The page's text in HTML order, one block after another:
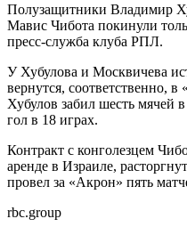
Полузащитники Владимир
Мавис Чибота покинули
пресс-служба клуба РПЛ.
У Хубулова и Москвичева
вернутся, соответственно,
Хубулов забил шесть мячей
гол в 18 играх.
Контракт с конголезцем
аренде в Израиле,
провел за «Акрон» пять
rbc.group